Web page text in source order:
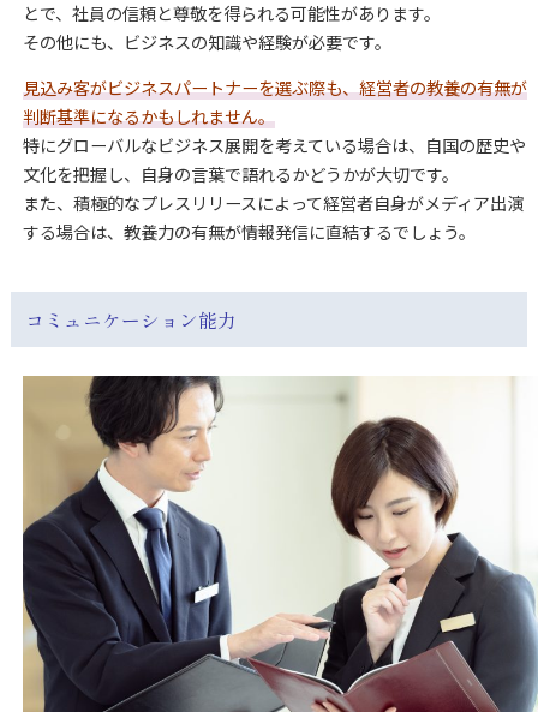
とで、社員の信頼と尊敬を得られる可能性があります。
その他にも、ビジネスの知識や経験が必要です。
見込み客がビジネスパートナーを選ぶ際も、経営者の教養の有無が
判断基準になるかもしれません。
特にグローバルなビジネス展開を考えている場合は、自国の歴史や
文化を把握し、自身の言葉で語れるかどうかが大切です。
また、積極的なプレスリリースによって経営者自身がメディア出演
する場合は、教養力の有無が情報発信に直結するでしょう。
コミュニケーション能力